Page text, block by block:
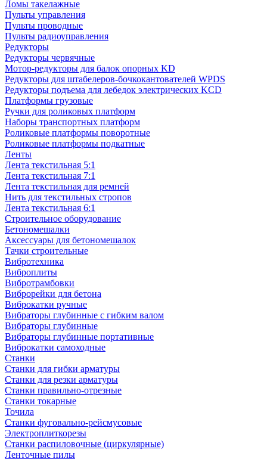
Ломы такелажные
Пульты управления
Пульты проводные
Пульты радиоуправления
Редукторы
Редукторы червячные
Мотор-редукторы для балок опорных KD
Редукторы для штабелеров-бочкокантователей WPDS
Редукторы подъема для лебедок электрических KCD
Платформы грузовые
Ручки для роликовых платформ
Наборы транспортных платформ
Роликовые платформы поворотные
Роликовые платформы подкатные
Ленты
Лента текстильная 5:1
Лента текстильная 7:1
Лента текстильная для ремней
Нить для текстильных стропов
Лента текстильная 6:1
Строительное оборудование
Бетономешалки
Аксессуары для бетономешалок
Тачки строительные
Вибротехника
Виброплиты
Вибротрамбовки
Виброрейки для бетона
Виброкатки ручные
Вибраторы глубинные с гибким валом
Вибраторы глубинные
Вибраторы глубинные портативные
Виброкатки самоходные
Станки
Станки для гибки арматуры
Станки для резки арматуры
Станки правильно-отрезные
Станки токарные
Точила
Станки фуговально-рейсмусовые
Электроплиткорезы
Станки распиловочные (циркулярные)
Ленточные пилы